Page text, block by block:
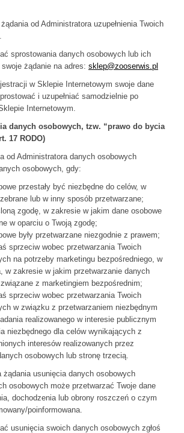
od Administratora uzupełnienia Twoich
sprostowania danych osobowych lub ich
swoje żądanie na adres: sklep@zooserwis.pl
w Sklepie Internetowym swoje dane
i uzupełniać samodzielnie po
Internetowym.
danych osobowych, tzw. “prawo do bycia
17 RODO)
od Administratora danych osobowych
osobowych, gdy:
przestały być niezbędne do celów, w
lub w inny sposób przetwarzane;
zgodę, w zakresie w jakim dane osobowe
w oparciu o Twoją zgodę;
były przetwarzane niezgodnie z prawem;
sprzeciw wobec przetwarzania Twoich
na potrzeby marketingu bezpośredniego, w
w zakresie w jakim przetwarzanie danych
z marketingiem bezpośrednim;
sprzeciw wobec przetwarzania Twoich
w związku z przetwarzaniem niezbędnym
realizowanego w interesie publicznym
niezbędnego dla celów wynikających z
interesów realizowanych przez
osobowych lub stronę trzecią.
żądania usunięcia danych osobowych
osobowych może przetwarzać Twoje dane
dochodzenia lub obrony roszczeń o czym
poinformowana.
usunięcia swoich danych osobowych zgłoś